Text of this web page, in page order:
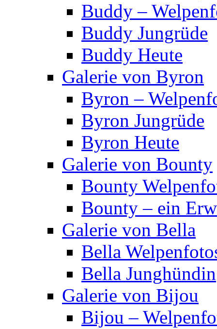
Buddy –
Buddy Jungrüde
Buddy Heute
Galerie von Byron
Byron –
Byron Jungrüde
Byron Heute
Galerie von Bounty
Bounty
Bounty – ein
Galerie von Bella
Bella
Bella Junghündin
Galerie von Bijou
Bijou –